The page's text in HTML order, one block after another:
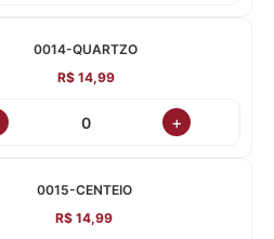
0014-QUARTZO
R$ 14,99
+
0015-CENTEIO
R$ 14,99